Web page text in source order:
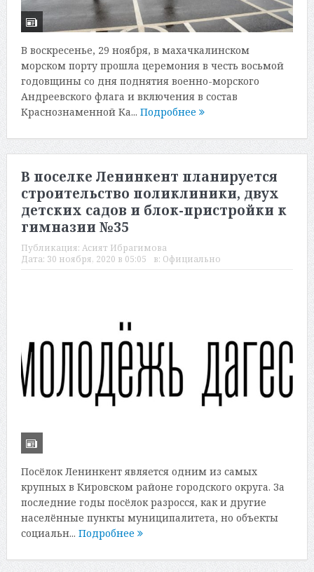
В воскресенье, 29 ноября, в махачкалинском
морском порту прошла церемония в честь восьмой
годовщины со дня поднятия военно-морского
Андреевского флага и включения в состав
Краснознаменной Ка... Подробнее
В поселке Ленинкент планируется
строительство поликлиники, двух
детских садов и блок-пристройки к
гимназии №35
Публикация: Асият Ибрагимова
Дата: 30 ноября, 2020 в 05:05 в: Официально
Посёлок Ленинкент является одним из самых
крупных в Кировском районе городского округа. За
последние годы посёлок разросся, как и другие
населённые пункты муниципалитета, но объекты
социальн... Подробнее